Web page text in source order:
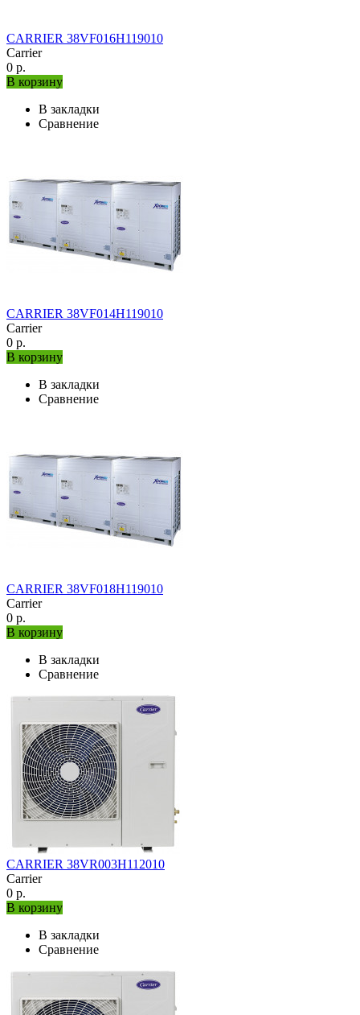
CARRIER 38VF016H119010
Carrier
0 р.
В корзину
В закладки
Сравнение
CARRIER 38VF014H119010
Carrier
0 р.
В корзину
В закладки
Сравнение
CARRIER 38VF018H119010
Carrier
0 р.
В корзину
В закладки
Сравнение
CARRIER 38VR003H112010
Carrier
0 р.
В корзину
В закладки
Сравнение